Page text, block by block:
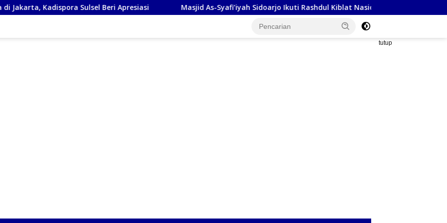
Sulsel Beri Apresiasi Masjid As-Syafi’iyah Sidoarjo Ikuti Rashdul Kiblat Nasional, Siapkan Penyesuaian Arah
tutup